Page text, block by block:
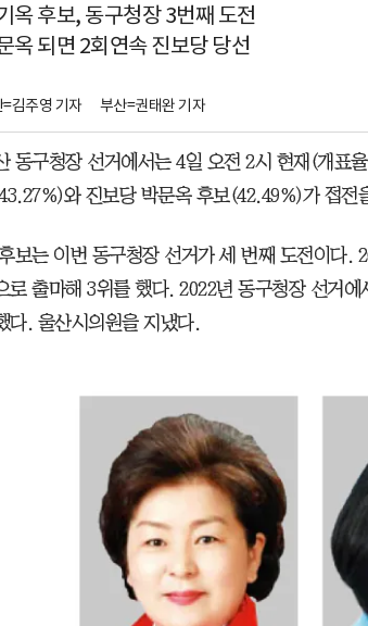
옥 후보, 동구청장 3번째 도전
옥 되면 2회연속 진보당 당선
김주영 기자 부산=권태완 기자
동구청장 선거에서는 4일 오전 2시 현재(개표
와 진보당 박문옥 후보(42.49%)가 접전
보는 이번 동구청장 선거가 세 번째 도전이다.
로 출마해 3위를 했다. 2022년 동구청장 선거
다. 울산시의원을 지냈다.